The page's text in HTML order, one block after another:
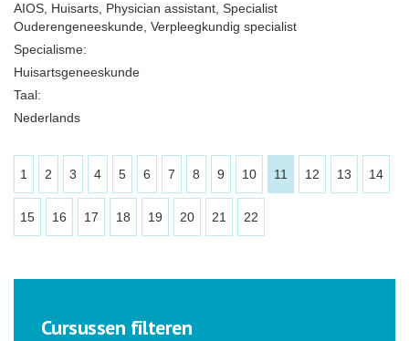
AIOS, Huisarts, Physician assistant, Specialist
Ouderengeneeskunde, Verpleegkundig specialist
Specialisme:
Huisartsgeneeskunde
Taal:
Nederlands
1 2 3 4 5 6 7 8 9 10 11 12 13 14
15 16 17 18 19 20 21 22
Cursussen filteren